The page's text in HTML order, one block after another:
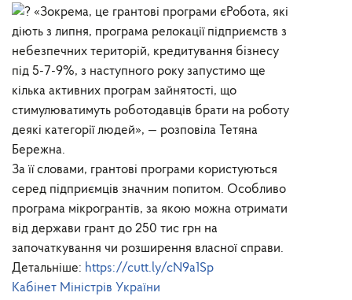
«Зокрема, це грантові програми єРобота, які
діють з липня, програма релокації підприємств з
небезпечних територій, кредитування бізнесу
під 5-7-9%, з наступного року запустимо ще
кілька активних програм зайнятості, що
стимулюватимуть роботодавців брати на роботу
деякі категорії людей», — розповіла Тетяна
Бережна.
За її словами, грантові програми користуються
серед підприємців значним попитом. Особливо
програма мікрогрантів, за якою можна отримати
від держави грант до 250 тис грн на
започаткування чи розширення власної справи.
Детальніше: https://cutt.ly/cN9a1Sp
Кабінет Міністрів України